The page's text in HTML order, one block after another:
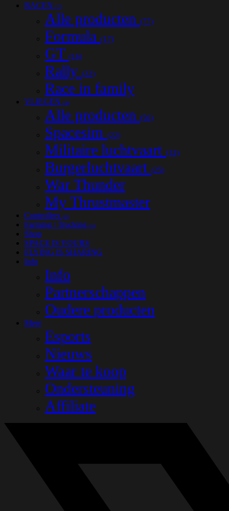
RACEN (77)
Alle producten (77)
Formula (17)
GT (16)
Rally (22)
Race in family
VLIEGEN (56)
Alle producten (56)
Spacesim (22)
Militaire luchtvaart (33)
Burgerluchtvaart (25)
War Thunder
My Thrustmaster
Controllers (33)
Farming / Trucking (13)
Shop
SPACE IS YOURS
FLYING IS SHARING
Info
Info
Partnerschappen
Oudere producten
Meer
Esports
Nieuws
Waar te koop
Ondersteuning
Affiliate